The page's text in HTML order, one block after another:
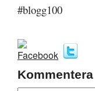
#blogg100
Kommentera